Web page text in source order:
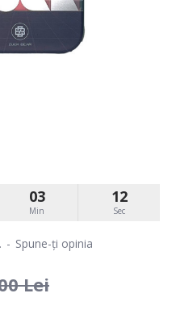
- Spune-ţi opinia
03
Min
11
Sec
Lei